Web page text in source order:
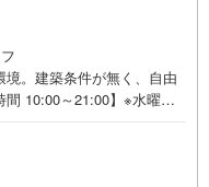
。建築条件が無く、自由
10:00～21:00】※水曜定
見学される場合は「室
タンよりご希望の日時を